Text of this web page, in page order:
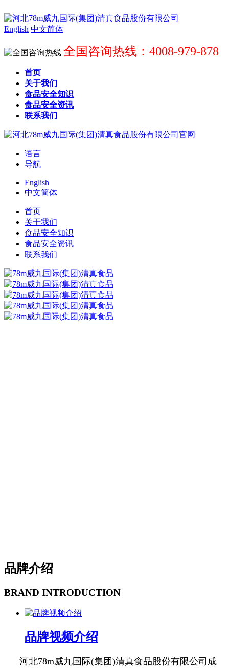
English 中文简体
全国咨询热线：4008-979-878
首页
关于我们
食品安全知识
食品安全资讯
联系我们
语言
导航
English
中文简体
首页
关于我们
食品安全知识
食品安全资讯
联系我们
品牌介绍
BRAND INTRODUCTION
品牌视频介绍
河北78m威九国际(集团)清真食品股份有限公司成